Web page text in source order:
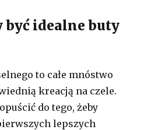
być idealne buty
to całe mnóstwo
kreacją na czele.
do tego, żeby
lepszych